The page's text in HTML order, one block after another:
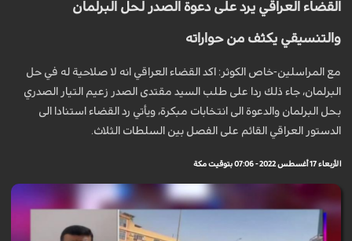
القضاء العراقي يرد على دعوة الصدر لحل البرلمان
والتنسيقي يكثف من حواراته
مع المراسلين-خاص الكوثر: اكد القضاء العراقي انه لا صلاحية له في حل
البرلمان، جاء ذلك ردا على طلب السيد مقتدى الصدر زعيم التيار الصدري
بحل البرلمان والدعوة الى انتخابات مبكرة، ويأتي رد القضاء استنادا الى
الدستور العراقي القائم على الفصل بين السلطات الثلاث.
الأربعاء 17 أغسطس 2022 - 07:06 بتوقيت مكة